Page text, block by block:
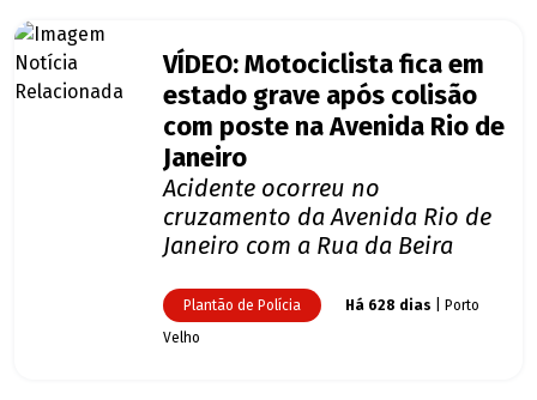
VÍDEO: Motociclista fica em
estado grave após colisão
com poste na Avenida Rio de
Janeiro
Acidente ocorreu no
cruzamento da Avenida Rio de
Janeiro com a Rua da Beira
Plantão de Polícia Há 628 dias | Porto
Velho